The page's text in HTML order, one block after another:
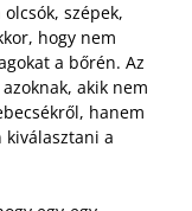
szépek,
hogy nem
a bőrén. Az
azoknak, akik nem
hanem
kiválasztani a